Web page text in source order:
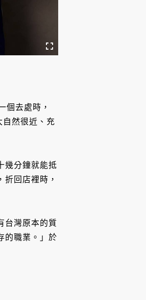
個去處時，
自然很近、充
幾分鐘就能抵
回店裡時，
台灣原本的質
的職業。」於